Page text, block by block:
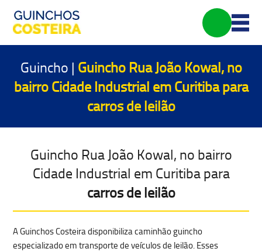
Guincho | Guincho Rua João Kowal, no
bairro Cidade Industrial em Curitiba para
carros de leilão
Guincho Rua João Kowal, no bairro
Cidade Industrial em Curitiba para
carros de leilão
A Guinchos Costeira disponibiliza caminhão guincho
especializado emtransporte de veículos de leilão. Esses